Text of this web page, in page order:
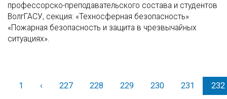
профессорско-преподавательского состава и студентов
ВолгГАСУ, секция: «Техносферная безопасность»
«Пожарная безопасность и защита в чрезвычайных
ситуациях».
1 ‹Назад227 228 229 230 231 232